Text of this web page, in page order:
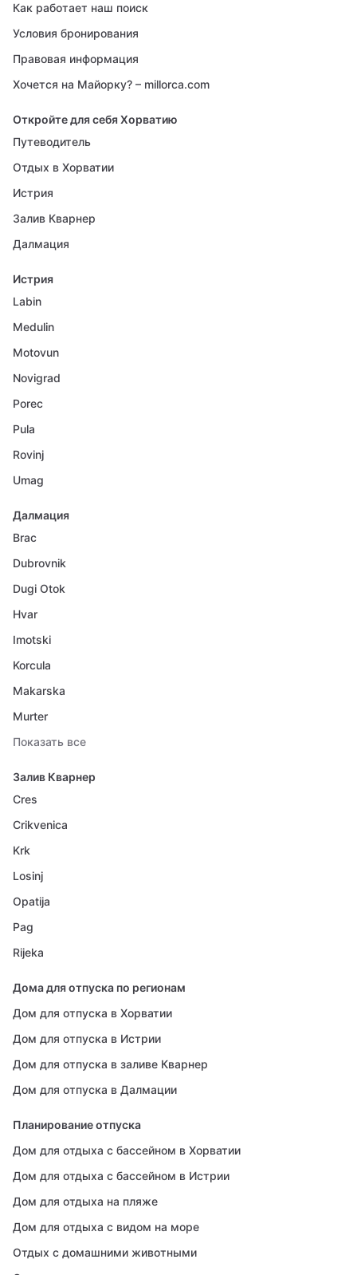
Как работает наш поиск
Условия бронирования
Правовая информация
Хочется на Майорку? – millorca.com
Откройте для себя Хорватию
Путеводитель
Отдых в Хорватии
Истрия
Залив Кварнер
Далмация
Истрия
Labin
Medulin
Motovun
Novigrad
Porec
Pula
Rovinj
Umag
Далмация
Brac
Dubrovnik
Dugi Otok
Hvar
Imotski
Korcula
Makarska
Murter
Показать все
Залив Кварнер
Cres
Crikvenica
Krk
Losinj
Opatija
Pag
Rijeka
Дома для отпуска по регионам
Дом для отпуска в Хорватии
Дом для отпуска в Истрии
Дом для отпуска в заливе Кварнер
Дом для отпуска в Далмации
Планирование отпуска
Дом для отдыха с бассейном в Хорватии
Дом для отдыха с бассейном в Истрии
Дом для отдыха на пляже
Дом для отдыха с видом на море
Отдых с домашними животными